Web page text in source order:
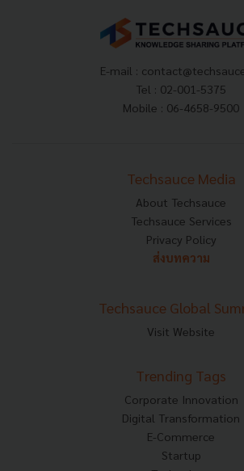
E-mail :
Tel : 02-001-5375
Mobile : 06-4658-9500
Techsauce Media
About Techsauce
Techsauce Services
Privacy Policy
ส่งบทความ
Techsauce Global
Visit Website
Trending Tags
Corporate Innovation
Digital Transformation
E-Commerce
Startup